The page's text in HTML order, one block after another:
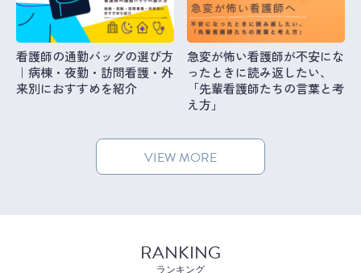
看護師の通勤バッグの選び方
｜病棟・夜勤・訪問看護・外
来別におすすめを紹介
急変が怖い看護師が不安にな
ったときに読み返したい、
「先輩看護師たちの言葉と考
え方」
VIEW MORE
RANKING
ランキング